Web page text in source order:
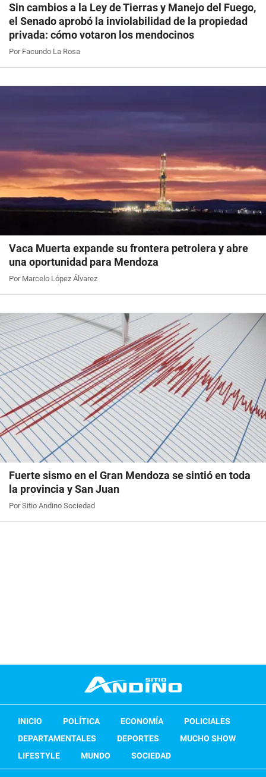
Sin cambios a la Ley de Tierras y Manejo del Fuego,
el Senado aprobó la inviolabilidad de la propiedad
privada: cómo votaron los mendocinos
Por Facundo La Rosa
Vaca Muerta expande su frontera petrolera y abre
una oportunidad para Mendoza
Por Marcelo López Álvarez
Fuerte sismo en el Gran Mendoza se sintió en toda
la provincia y San Juan
Por Sitio Andino Sociedad
INICIO POLÍTICA ECONOMÍA
POLICIALES
DEPARTAMENTALES
DEPORTES
MUCHO SHOW
LIFESTYLE
MUNDO SOCIEDAD